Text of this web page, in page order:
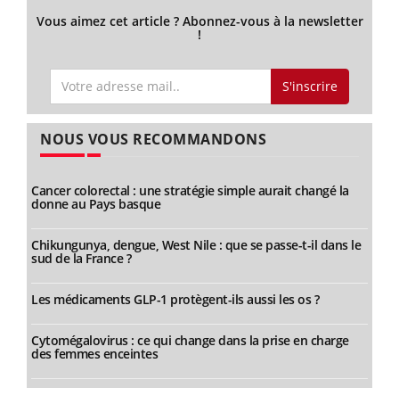
Vous aimez cet article ? Abonnez-vous à la newsletter
!
S'inscrire
NOUS VOUS RECOMMANDONS
Cancer colorectal : une stratégie simple aurait changé la
donne au Pays basque
Chikungunya, dengue, West Nile : que se passe-t-il dans le
sud de la France ?
Les médicaments GLP-1 protègent-ils aussi les os ?
Cytomégalovirus : ce qui change dans la prise en charge
des femmes enceintes